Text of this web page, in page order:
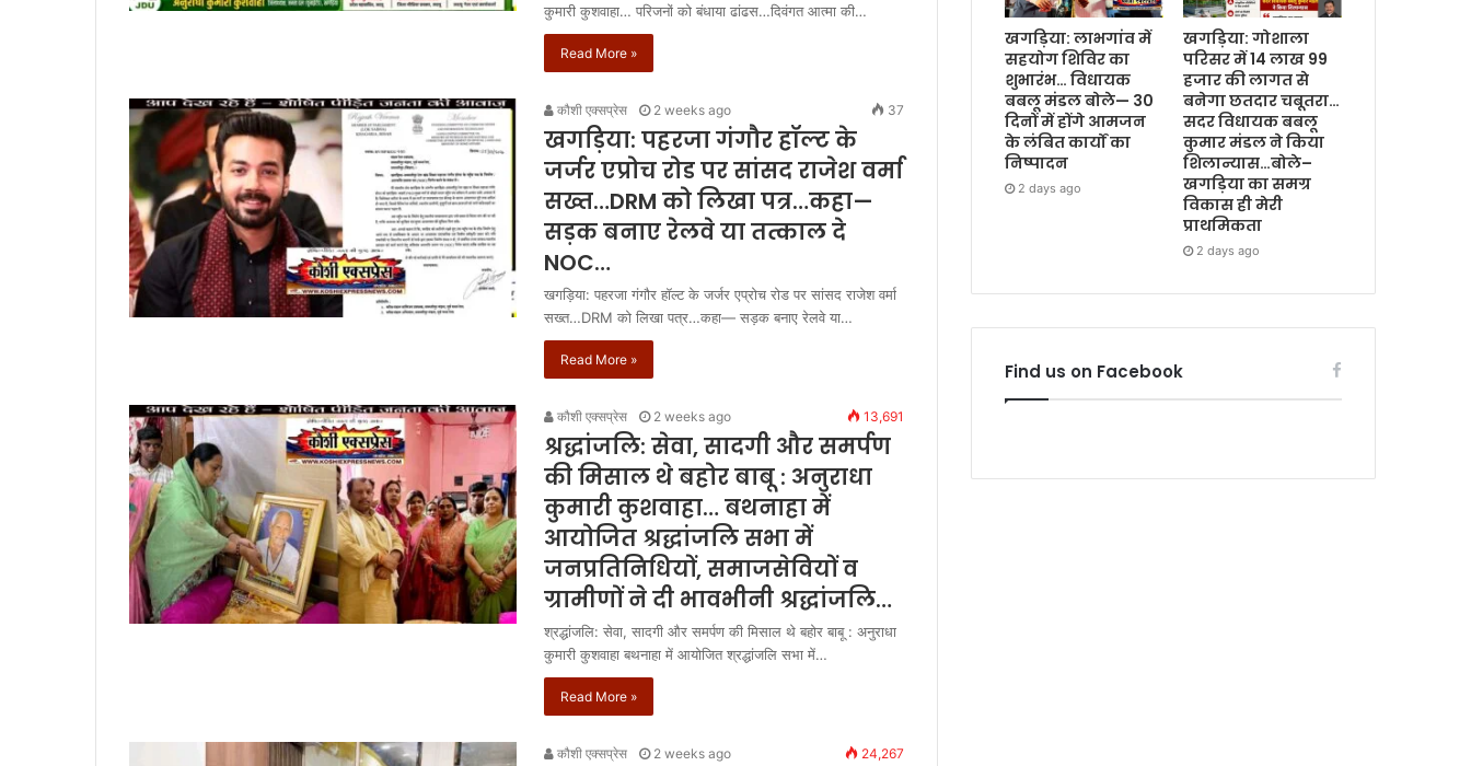
कुमारी कुशवाहा… परिजनों को बंधाया ढांढस…दिवंगत आत्मा की…
Read More »
कौशी एक्सप्रेस 2 weeks ago 37
खगड़िया: पहरजा गंगौर हॉल्ट के
जर्जर एप्रोच रोड पर सांसद राजेश वर्मा
सख्त…DRM को लिखा पत्र…कहा—
सड़क बनाए रेलवे या तत्काल दे
NOC…
खगड़िया: पहरजा गंगौर हॉल्ट के जर्जर एप्रोच रोड पर सांसद राजेश वर्मा
सख्त…DRM को लिखा पत्र…कहा— सड़क बनाए रेलवे या…
Read More »
कौशी एक्सप्रेस 2 weeks ago 13,691
श्रद्धांजलि: सेवा, सादगी और समर्पण
की मिसाल थे बहोर बाबू : अनुराधा
कुमारी कुशवाहा… बथनाहा में
आयोजित श्रद्धांजलि सभा में
जनप्रतिनिधियों, समाजसेवियों व
ग्रामीणों ने दी भावभीनी श्रद्धांजलि…
श्रद्धांजलि: सेवा, सादगी और समर्पण की मिसाल थे बहोर बाबू : अनुराधा
कुमारी कुशवाहा बथनाहा में आयोजित श्रद्धांजलि सभा में…
Read More »
कौशी एक्सप्रेस 2 weeks ago 24,267
खगड़िया: लाभगांव में
सहयोग शिविर का
शुभारंभ… विधायक
बबलू मंडल बोले— 30
दिनों में होंगे आमजन
के लंबित कार्यों का
निष्पादन
2 days ago
खगड़िया: गोशाला
परिसर में 14 लाख 99
हजार की लागत से
बनेगा छतदार चबूतरा…
सदर विधायक बबलू
कुमार मंडल ने किया
शिलान्यास…बोले–
खगड़िया का समग्र
विकास ही मेरी
प्राथमिकता
2 days ago
Find us on Facebook